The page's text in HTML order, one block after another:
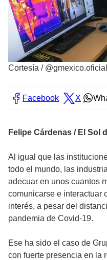
Cortesía / @gmexico.oficial
Facebook X
Felipe Cárdenas / El Sol
Al igual que las
todo el mundo, las
adecuar en unos cuantos
comunicarse e interactuar
interés, a pesar del
pandemia de Covid-19.
Ese ha sido el caso de
con fuerte presencia en la